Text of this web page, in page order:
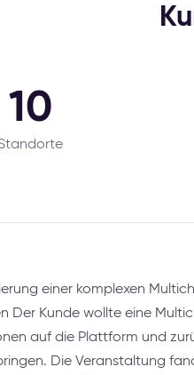
10
einer komplexen
Der Kunde wollte eine
auf die Plattform und
Die Veranstaltung